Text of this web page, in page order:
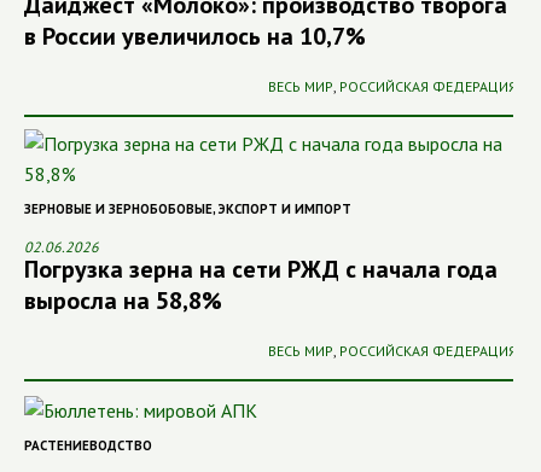
в России увеличилось на 10,7%
ВЕСЬ МИР, РОССИЙСКАЯ ФЕДЕРАЦИЯ
ЗЕРНОВЫЕ И ЗЕРНОБОБОВЫЕ, ЭКСПОРТ И ИМПОРТ
02.06.2026
Погрузка зерна на сети РЖД c начала года
выросла на 58,8%
ВЕСЬ МИР, РОССИЙСКАЯ ФЕДЕРАЦИЯ
РАСТЕНИЕВОДСТВО